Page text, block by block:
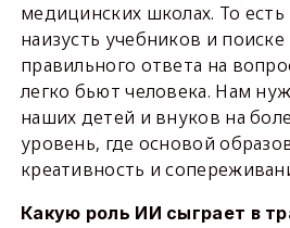
медицинских школах. То есть
наизусть учебников и
правильного ответа на
легко бьют человека. Нам
наших детей и внуков на
уровень, где основой
креативность и
Какую роль ИИ сыграет в